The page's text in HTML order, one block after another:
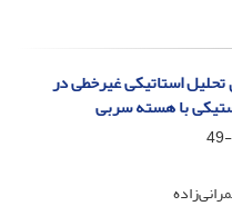
استاتیکی غیرخطی در
با هسته سربی